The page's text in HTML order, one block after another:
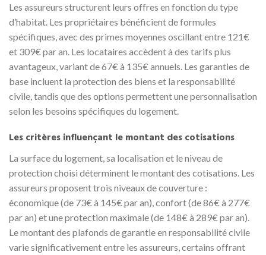
Les assureurs structurent leurs offres en fonction du type
d’habitat. Les propriétaires bénéficient de formules
spécifiques, avec des primes moyennes oscillant entre 121€
et 309€ par an. Les locataires accèdent à des tarifs plus
avantageux, variant de 67€ à 135€ annuels. Les garanties de
base incluent la protection des biens et la responsabilité
civile, tandis que des options permettent une personnalisation
selon les besoins spécifiques du logement.
Les critères influençant le montant des cotisations
La surface du logement, sa localisation et le niveau de
protection choisi déterminent le montant des cotisations. Les
assureurs proposent trois niveaux de couverture :
économique (de 73€ à 145€ par an), confort (de 86€ à 277€
par an) et une protection maximale (de 148€ à 289€ par an).
Le montant des plafonds de garantie en responsabilité civile
varie significativement entre les assureurs, certains offrant